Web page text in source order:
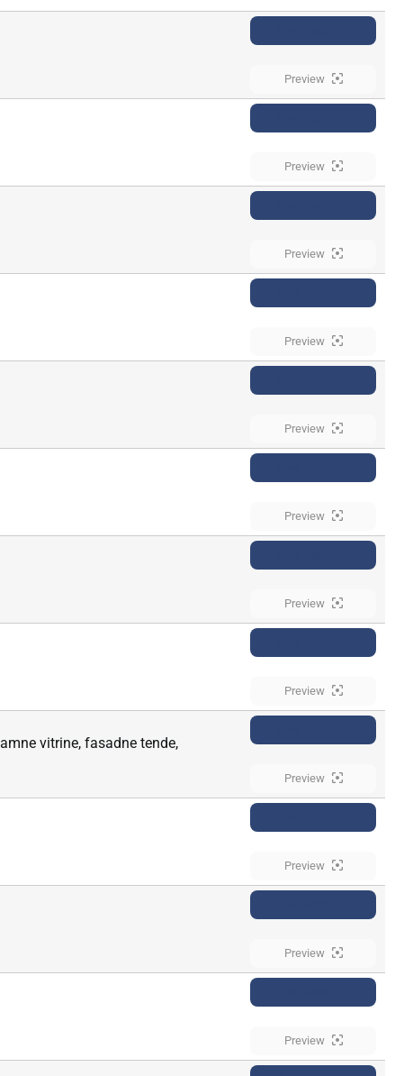
Preview
Preview
Preview
Preview
Preview
Preview
Preview
Preview
vitrine, fasadne tende,
Preview
Preview
Preview
Preview